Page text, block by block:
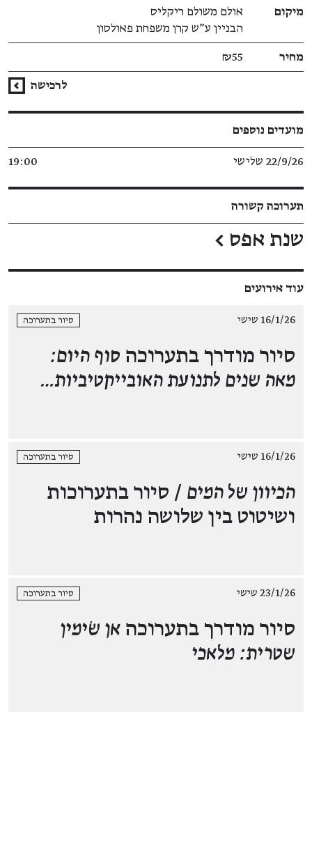
מיקום
אולם משולם ריקליס
הבניין ע"ש קרן משפחת פאולסון
מחיר ₪55
לרכישה
מועדים נוספים
22/9/26 שלישי 19:00
תערוכה קשורה
שנת אפס ←
עוד אירועים
16/1/26 שישי סיור בתערוכה
סיור מודרך בתערוכה סוף היום:
מאה שנים לתנועת האובייקטיביות…
16/1/26 שישי סיור בתערוכה
הכיוון של המים / סיור בתערוכות
ושיטוט בין שלושה נהרות
23/1/26 שישי סיור בתערוכה
סיור מודרך בתערוכה אן שׂימין
שטרית: מלאכי